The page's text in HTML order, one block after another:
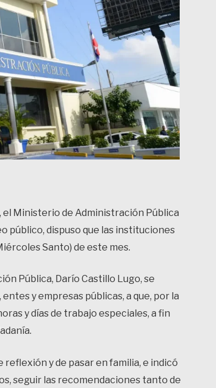
el Ministerio de Administración Pública
público, dispuso que las instituciones
Santo) de este mes.
Pública, Darío Castillo Lugo, se
y empresas públicas, a que, por la
y días de trabajo especiales, a fin
y de pasar en familia, e indicó
seguir las recomendaciones tanto de